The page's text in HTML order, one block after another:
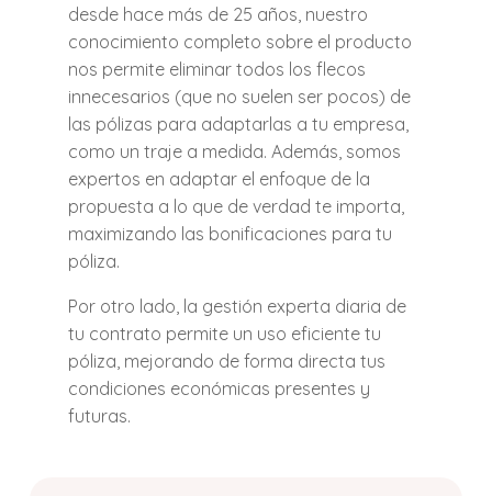
desde hace más de 25 años, nuestro
conocimiento completo sobre el producto
nos permite eliminar todos los flecos
innecesarios (que no suelen ser pocos) de
las pólizas para adaptarlas a tu empresa,
como un traje a medida. Además, somos
expertos en adaptar el enfoque de la
propuesta a lo que de verdad te importa,
maximizando las bonificaciones para tu
póliza.
Por otro lado, la gestión experta diaria de
tu contrato permite un uso eficiente tu
póliza, mejorando de forma directa tus
condiciones económicas presentes y
futuras.